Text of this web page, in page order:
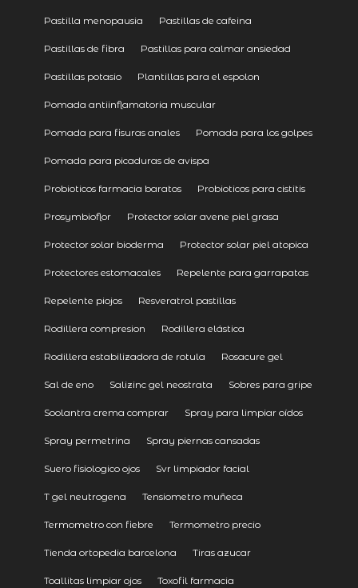
Pastilla menopausia Pastillas de cafeina
Pastillas de fibra Pastillas para calmar ansiedad
Pastillas potasio Plantillas para el espolon
Pomada antiinflamatoria muscular
Pomada para fisuras anales Pomada para los golpes
Pomada para picaduras de avispa
Probioticos farmacia baratos Probioticos para cistitis
Prosymbioflor Protector solar avene piel grasa
Protector solar bioderma Protector solar piel atopica
Protectores estomacales Repelente para garrapatas
Repelente piojos Resveratrol pastillas
Rodillera compresion Rodillera elástica
Rodillera estabilizadora de rotula Rosacure gel
Sal de eno Salizinc gel neostrata Sobres para gripe
Soolantra crema comprar Spray para limpiar oídos
Spray permetrina Spray piernas cansadas
Suero fisiologico ojos Svr limpiador facial
T gel neutrogena Tensiometro muñeca
Termometro con fiebre Termometro precio
Tienda ortopedia barcelona Tiras azucar
Toallitas limpiar ojos Toxofil farmacia